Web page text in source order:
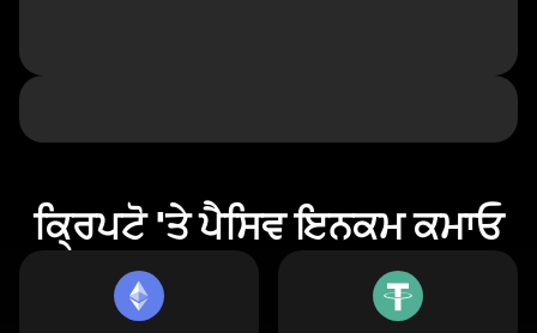
ਕ੍ਰਿਪਟੋ 'ਤੇ ਪੈਸਿਵ ਇਨਕਮ ਕਮਾਓ